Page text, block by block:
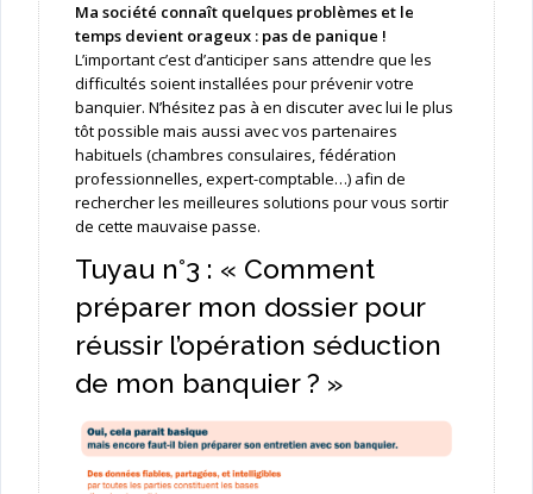
Ma société connaît quelques problèmes et le
temps devient orageux : pas de panique !
L’important c’est d’anticiper sans attendre que les
difficultés soient installées pour prévenir votre
banquier. N’hésitez pas à en discuter avec lui le plus
tôt possible mais aussi avec vos partenaires
habituels (chambres consulaires, fédération
professionnelles, expert-comptable…) afin de
rechercher les meilleures solutions pour vous sortir
de cette mauvaise passe.
Tuyau n°3 : « Comment
préparer mon dossier pour
réussir l’opération séduction
de mon banquier ? »